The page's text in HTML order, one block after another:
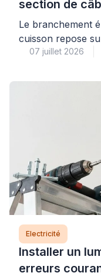
section de
la norme ?
Le branchement
cuisson repose
câble de section
A), un circuit
100, et des
supporter
07 juillet 2026
Electricité
Installer un
erreurs